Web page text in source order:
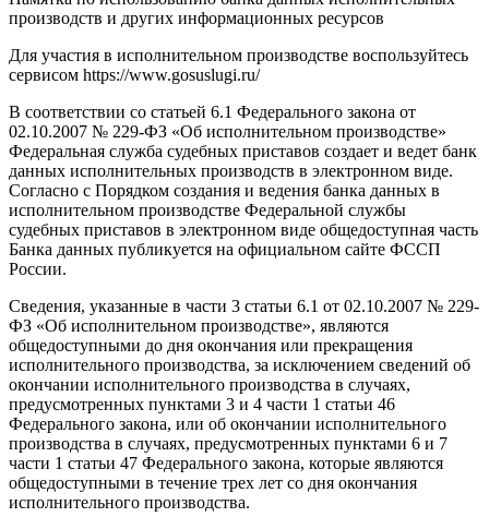
производств и других информационных ресурсов
Для участия в исполнительном производстве воспользуйтесь
сервисом https://www.gosuslugi.ru/
В соответствии со статьей 6.1 Федерального закона от
02.10.2007 № 229-ФЗ «Об исполнительном производстве»
Федеральная служба судебных приставов создает и ведет банк
данных исполнительных производств в электронном виде.
Согласно с Порядком создания и ведения банка данных в
исполнительном производстве Федеральной службы
судебных приставов в электронном виде общедоступная часть
Банка данных публикуется на официальном сайте ФССП
России.
Сведения, указанные в части 3 статьи 6.1 от 02.10.2007 № 229-
ФЗ «Об исполнительном производстве», являются
общедоступными до дня окончания или прекращения
исполнительного производства, за исключением сведений об
окончании исполнительного производства в случаях,
предусмотренных пунктами 3 и 4 части 1 статьи 46
Федерального закона, или об окончании исполнительного
производства в случаях, предусмотренных пунктами 6 и 7
части 1 статьи 47 Федерального закона, которые являются
общедоступными в течение трех лет со дня окончания
исполнительного производства.